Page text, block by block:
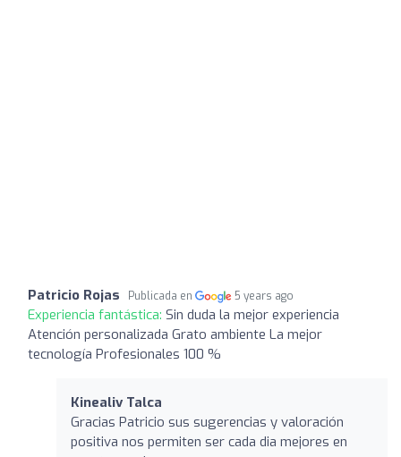
Patricio Rojas Publicada en 5 years ago
Experiencia fantástica: Sin duda la mejor experiencia
Atención personalizada Grato ambiente La mejor
tecnología Profesionales 100 %
Kinealiv Talca
Gracias Patricio sus sugerencias y valoración
positiva nos permiten ser cada dia mejores en